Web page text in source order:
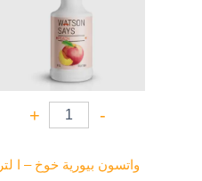
-
+
واتسون بيورية خوخ – ا لتر